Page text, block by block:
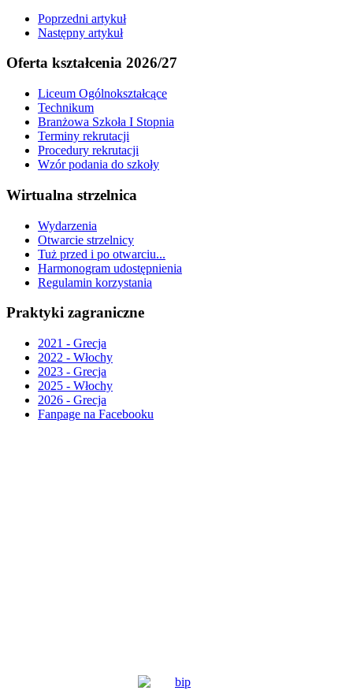
Poprzedni artykuł
Następny artykuł
Oferta kształcenia 2026/27
Liceum Ogólnokształcące
Technikum
Branżowa Szkoła I Stopnia
Terminy rekrutacji
Procedury rekrutacji
Wzór podania do szkoły
Wirtualna strzelnica
Wydarzenia
Otwarcie strzelnicy
Tuż przed i po otwarciu...
Harmonogram udostępnienia
Regulamin korzystania
Praktyki zagraniczne
2021 - Grecja
2022 - Włochy
2023 - Grecja
2025 - Włochy
2026 - Grecja
Fanpage na Facebooku